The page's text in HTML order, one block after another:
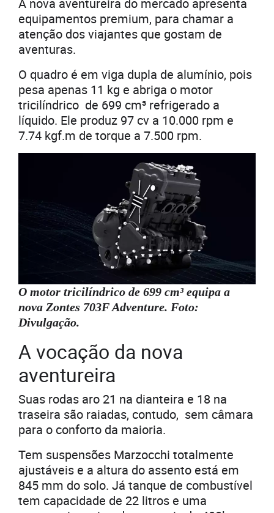
equipamentos premium, para chamar a
atenção dos viajantes que gostam de
aventuras.
O quadro é em viga dupla de alumínio, pois
pesa apenas 11 kg e abriga o motor
tricilíndrico de 699 cm³ refrigerado a
líquido. Ele produz 97 cv a 10.000 rpm e
7.74 kgf.m de torque a 7.500 rpm.
O motor tricilíndrico de 699 cm³ equipa a
nova Zontes 703F Adventure. Foto:
Divulgação.
A vocação da nova
aventureira
Suas rodas aro 21 na dianteira e 18 na
traseira são raiadas, contudo, sem câmara
para o conforto da maioria.
Tem suspensões Marzocchi totalmente
ajustáveis e a altura do assento está em
845 mm do solo. Já tanque de combustível
tem capacidade de 22 litros e uma